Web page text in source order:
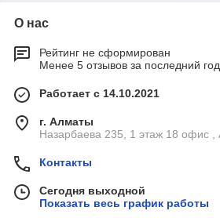
О нас
Рейтинг не сформирован
Менее 5 отзывов за последний год
Работает с 14.10.2021
г. Алматы
Назарбаева 235, 1 этаж 18 офис ,
Контакты
Сегодня выходной
Показать весь график работы